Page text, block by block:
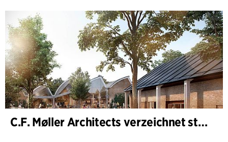
C.F. Møller Architects verzeichnet starkes Ergebnis im Geschäftsjahr 2025